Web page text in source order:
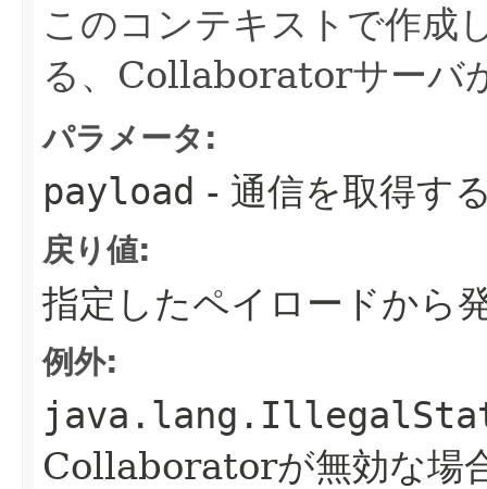
このコンテキストで作成
る、Collaboratorサーバ
パラメータ:
payload - 通信を取得す
戻り値:
指定したペイロードか
例外:
Collaboratorが無効な場